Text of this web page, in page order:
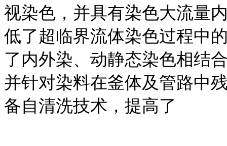
视染色，并具有染色大流量
低了超临界流体染色过程中
了内外染、动静态染色相结
并针对染料在釜体及管路中
备自清洗技术，提高了